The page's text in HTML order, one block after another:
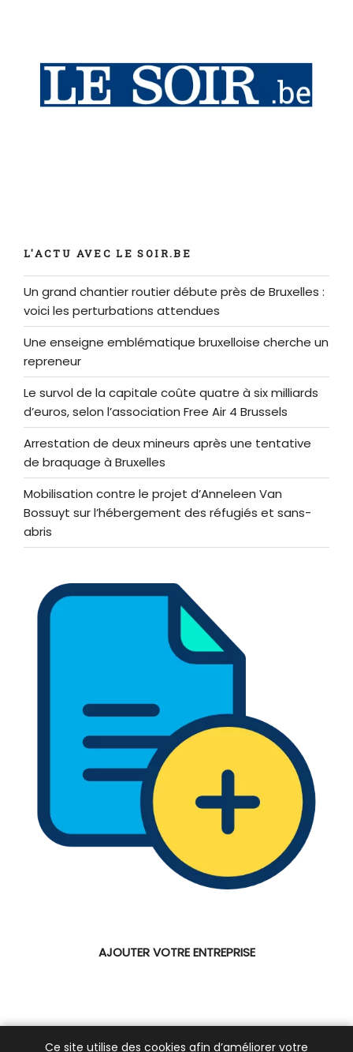
L'ACTU AVEC LE SOIR.BE
Un grand chantier routier débute près de Bruxelles :
voici les perturbations attendues
Une enseigne emblématique bruxelloise cherche un
repreneur
Le survol de la capitale coûte quatre à six milliards
d’euros, selon l’association Free Air 4 Brussels
Arrestation de deux mineurs après une tentative
de braquage à Bruxelles
Mobilisation contre le projet d’Anneleen Van
Bossuyt sur l’hébergement des réfugiés et sans-
abris
AJOUTER VOTRE ENTREPRISE
Ce site utilise des cookies afin d’améliorer votre